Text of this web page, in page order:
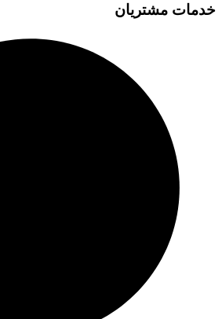
خدمات مشتریان